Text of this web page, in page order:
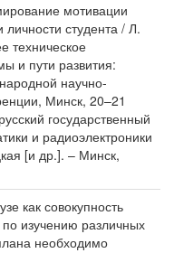
мотивации
личности студента / Л.
техническое
и пути развития:
научно-
Минск, 20–21
государственный
и радиоэлектроники
[и др.]. – Минск,
как совокупность
изучению различных
необходимо